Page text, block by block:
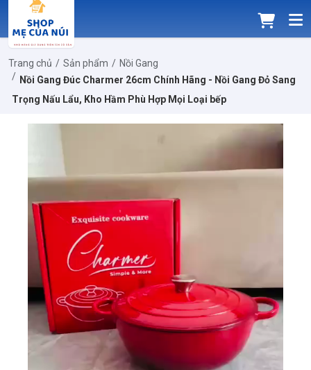
Trang chủ Sản phẩm
Nồi Gang
Nồi Gang Đúc Charmer 26cm Chính Hãng - Nồi Gang Đỏ Sang
Trọng Nấu Lẩu, Kho Hầm Phù Hợp Mọi Loại bếp